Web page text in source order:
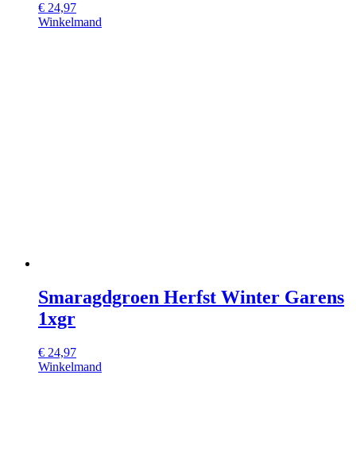
€ 24,97
Winkelmand
Smaragdgroen Herfst Winter Garens
1xgr
€ 24,97
Winkelmand